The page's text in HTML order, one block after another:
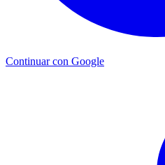
Continuar con Google